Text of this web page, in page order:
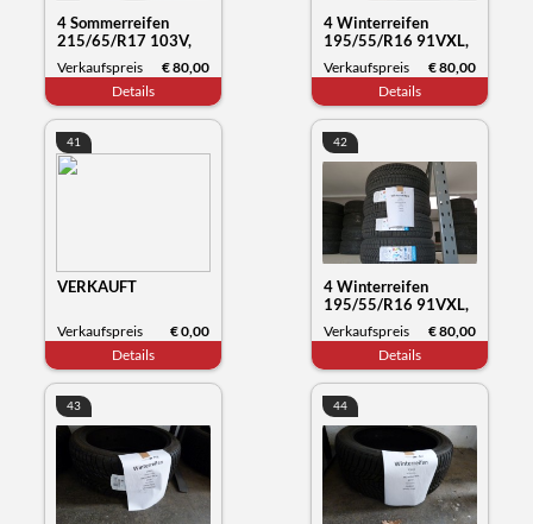
4 Sommerreifen
215/65/R17 103V,
Michelin Primacy,
Datum 13/23
Verkaufspreis
€ 80,00
Details
4 Winterreifen
195/55/R16 91VXL,
Sunny NC501, Datum
50/23
Verkaufspreis
€ 80,00
Details
41
VERKAUFT
Verkaufspreis
€ 0,00
Details
42
4 Winterreifen
195/55/R16 91VXL,
Sunny NC501, Datum
50/23
Verkaufspreis
€ 80,00
Details
43 44